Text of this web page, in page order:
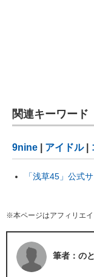
関連キーワード
9nine アイドル|
「浅草45」公式
※本ページはアフィリエ
筆者：の